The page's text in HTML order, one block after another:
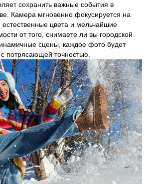
сохранить важные события в
Камера мгновенно фокусируется на
цвета и мельчайшие
от того, снимаете ли вы городской
сцены, каждое фото будет
потрясающей точностью.